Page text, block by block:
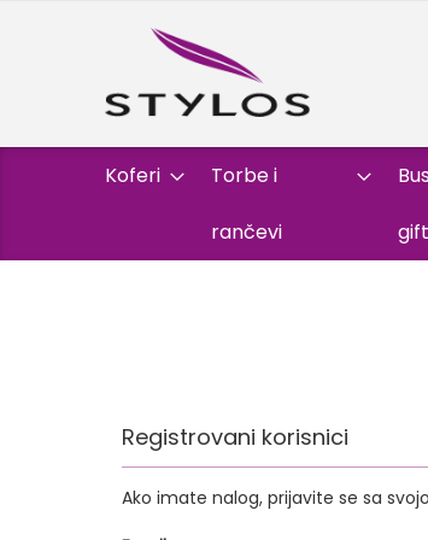
Koferi Torbe i
rančevi gift
Registrovani korisnici
Ako imate nalog, prijavite se sa